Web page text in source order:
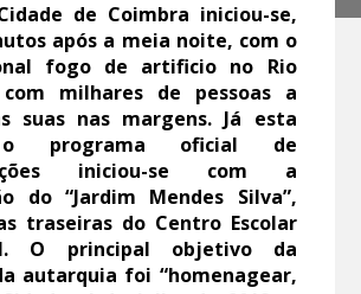
de Coimbra iniciou-se,
após a meia noite, com o
fogo de artificio no Rio
com milhares de pessoas a
suas nas margens. Já esta
o programa oficial de
iniciou-se com a
do “Jardim Mendes Silva”,
traseiras do Centro Escolar
O principal objetivo da
autarquia foi “homenagear,